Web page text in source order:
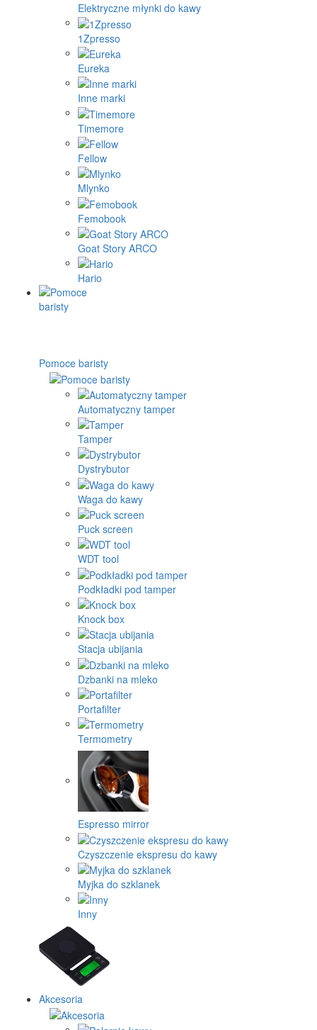
Elektryczne młynki do kawy
1Zpresso
Eureka
Inne marki
Timemore
Fellow
Mlynko
Femobook
Goat Story ARCO
Hario
Pomoce baristy
Automatyczny tamper
Tamper
Dystrybutor
Waga do kawy
Puck screen
WDT tool
Podkładki pod tamper
Knock box
Stacja ubijania
Dzbanki na mleko
Portafilter
Termometry
Espresso mirror
Czyszczenie ekspresu do kawy
Myjka do szklanek
Inny
Akcesoria